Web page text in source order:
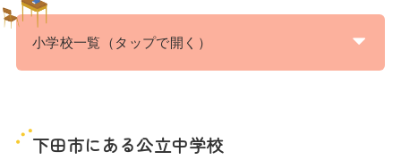
小学校一覧（タップで開く）
下田市にある公立中学校